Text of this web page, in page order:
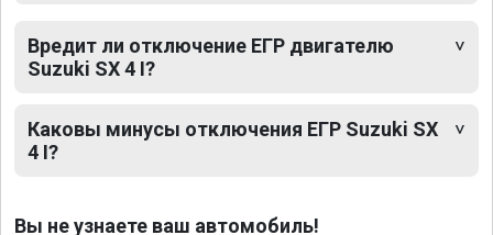
Вредит ли отключение ЕГР двигателю
Suzuki SX 4 I?
Каковы минусы отключения ЕГР Suzuki SX
4 I?
Вы не узнаете ваш автомобиль!